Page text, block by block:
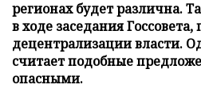
регионах будет различна.
в ходе заседания
децентрализации власти.
считает подобные
опасными.